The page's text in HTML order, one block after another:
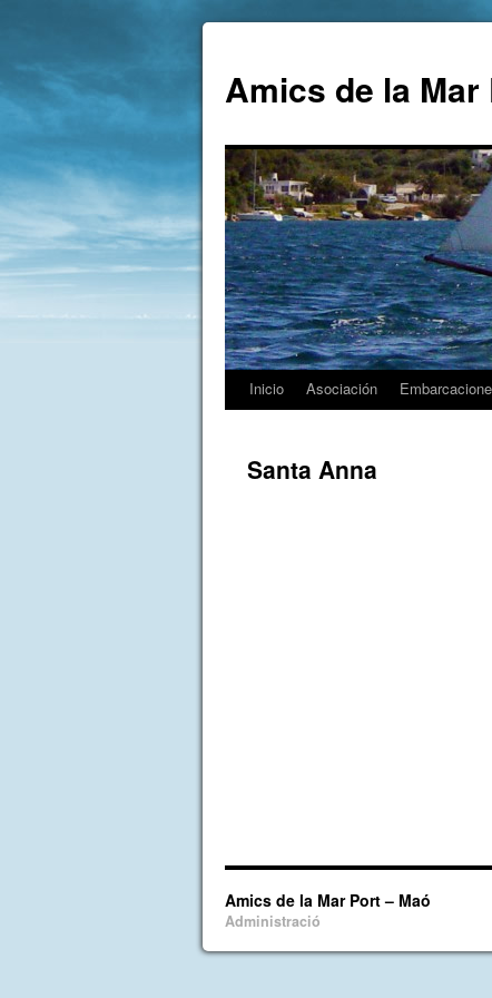
Amics de la Mar
Inicio Asociación
Santa Anna
Amics de la Mar Port – Maó
Administració